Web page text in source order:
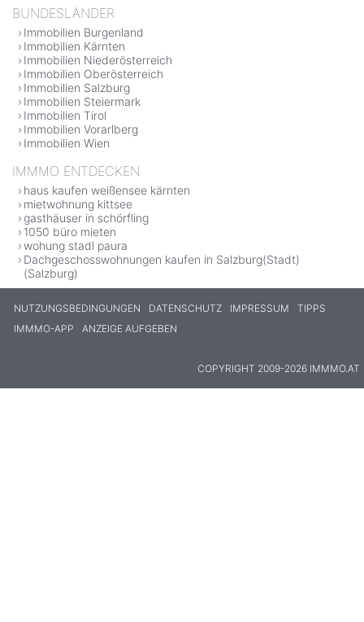
BUNDESLÄNDER
Immobilien Burgenland
Immobilien Kärnten
Immobilien Niederösterreich
Immobilien Oberösterreich
Immobilien Salzburg
Immobilien Steiermark
Immobilien Tirol
Immobilien Vorarlberg
Immobilien Wien
IMMMO ENTDECKEN
haus kaufen weißensee kärnten
mietwohnung kittsee
gasthäuser in schörfling
1050 büro mieten
wohung stadl paura
Dachgeschosswohnungen kaufen in Salzburg(Stadt)
(Salzburg)
NUTZUNGSBEDINGUNGEN DATENSCHUTZ IMPRESSUM
TIPPS
IMMMO-APP
ANZEIGE AUFGEBEN
COPYRIGHT 2009-2026 IMMMO.AT